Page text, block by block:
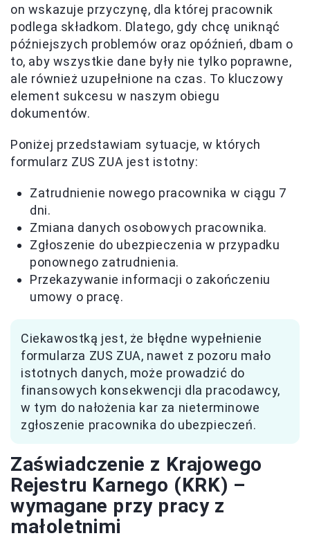
on wskazuje przyczynę, dla której pracownik
podlega składkom. Dlatego, gdy chcę uniknąć
późniejszych problemów oraz opóźnień, dbam o
to, aby wszystkie dane były nie tylko poprawne,
ale również uzupełnione na czas. To kluczowy
element sukcesu w naszym obiegu
dokumentów.
Poniżej przedstawiam sytuacje, w których
formularz ZUS ZUA jest istotny:
Zatrudnienie nowego pracownika w ciągu 7
dni.
Zmiana danych osobowych pracownika.
Zgłoszenie do ubezpieczenia w przypadku
ponownego zatrudnienia.
Przekazywanie informacji o zakończeniu
umowy o pracę.
Ciekawostką jest, że błędne wypełnienie
formularza ZUS ZUA, nawet z pozoru mało
istotnych danych, może prowadzić do
finansowych konsekwencji dla pracodawcy,
w tym do nałożenia kar za nieterminowe
zgłoszenie pracownika do ubezpieczeń.
Zaświadczenie z Krajowego
Rejestru Karnego (KRK) –
wymagane przy pracy z
małoletnimi